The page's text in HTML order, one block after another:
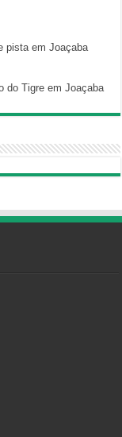
pista em Joaçaba
do Tigre em Joaçaba